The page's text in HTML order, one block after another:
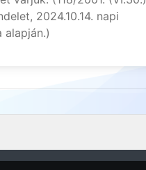
2024.10.14. napi
alapján.)